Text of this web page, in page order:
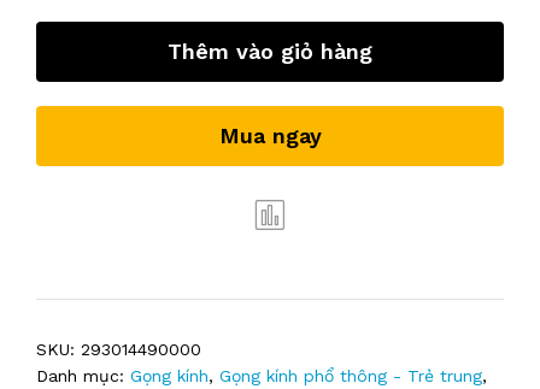
Thêm vào giỏ hàng
Mua ngay
SKU: 293014490000
Danh mục: Gọng kính, Gọng kính phổ thông - Trẻ trung,